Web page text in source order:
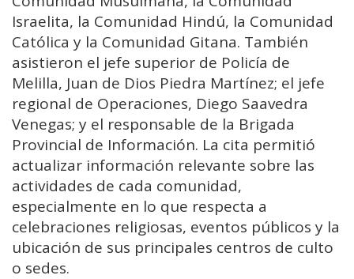
Israelita, la Comunidad Hindú, la Comunidad
Católica y la Comunidad Gitana. También
asistieron el jefe superior de Policía de
Melilla, Juan de Dios Piedra Martínez; el jefe
regional de Operaciones, Diego Saavedra
Venegas; y el responsable de la Brigada
Provincial de Información. La cita permitió
actualizar información relevante sobre las
actividades de cada comunidad,
especialmente en lo que respecta a
celebraciones religiosas, eventos públicos y la
ubicación de sus principales centros de culto
o sedes.